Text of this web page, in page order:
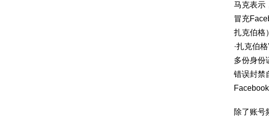
马克表示
冒充
扎克伯格
·扎克伯
多份身份
错误封禁
除了账号